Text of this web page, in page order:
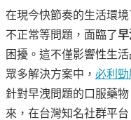
在現今快節奏的生活環
不正常等問題，面臨了早
困擾。這不僅影響性生
眾多解決方案中， 必利
針對早洩問題的口服藥
來，在台灣知名社群平